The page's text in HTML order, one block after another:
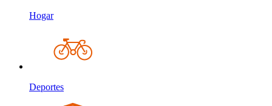
Hogar
Deportes